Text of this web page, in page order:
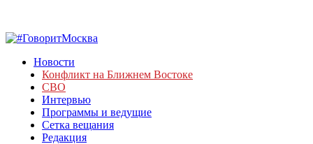
Новости
Конфликт на Ближнем Востоке
СВО
Интервью
Программы и ведущие
Сетка вещания
Редакция